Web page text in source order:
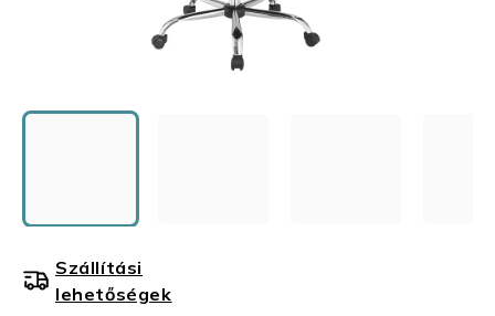
Szállítási
lehetőségek